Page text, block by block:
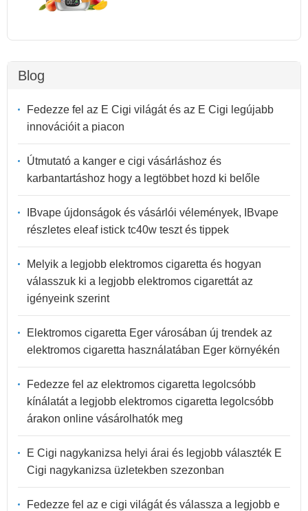
Blog
Fedezze fel az E Cigi világát és az E Cigi legújabb
innovációit a piacon
Útmutató a kanger e cigi vásárláshoz és
karbantartáshoz hogy a legtöbbet hozd ki belőle
IBvape újdonságok és vásárlói vélemények, IBvape
részletes eleaf istick tc40w teszt és tippek
Melyik a legjobb elektromos cigaretta és hogyan
válasszuk ki a legjobb elektromos cigarettát az
igényeink szerint
Elektromos cigaretta Eger városában új trendek az
elektromos cigaretta használatában Eger környékén
Fedezze fel az elektromos cigaretta legolcsóbb
kínálatát a legjobb elektromos cigaretta legolcsóbb
árakon online vásárolhatók meg
E Cigi nagykanizsa helyi árai és legjobb választék E
Cigi nagykanizsa üzletekben szezonban
Fedezze fel az e cigi világát és válassza a legjobb e